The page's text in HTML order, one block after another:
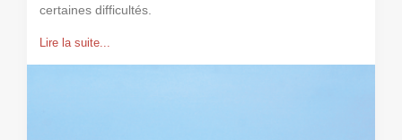
certaines difficultés.
Lire la suite...